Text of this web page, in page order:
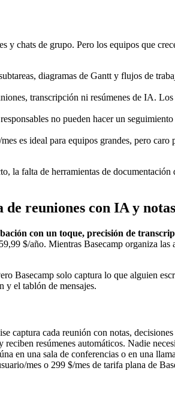
chats de grupo. Pero los equipos que
diagramas de Gantt y flujos de
transcripción ni resúmenes de IA.
no pueden hacer un
es ideal para equipos grandes, pero
la falta de herramientas de
reuniones con IA y
con un toque, precisión de
$/año. Mientras Basecamp organiza
Basecamp solo captura lo que alguien
y el tablón de mensajes.
captura cada reunión con notas,
resúmenes automáticos. Nadie
en una sala de conferencias o en una
mes o 299 $/mes de tarifa plana de